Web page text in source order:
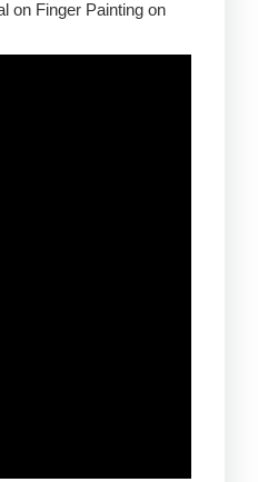
on Finger Painting on